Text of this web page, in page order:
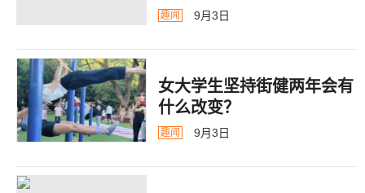
趣闻 9月3日
女大学生坚持街健两年会有
什么改变？
趣闻 9月3日